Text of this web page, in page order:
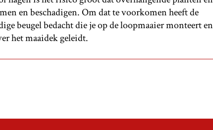
en beschadigen. Om dat te voorkomen heeft de
beugel bedacht die je op de loopmaaier monteert en
het maaidek geleidt.